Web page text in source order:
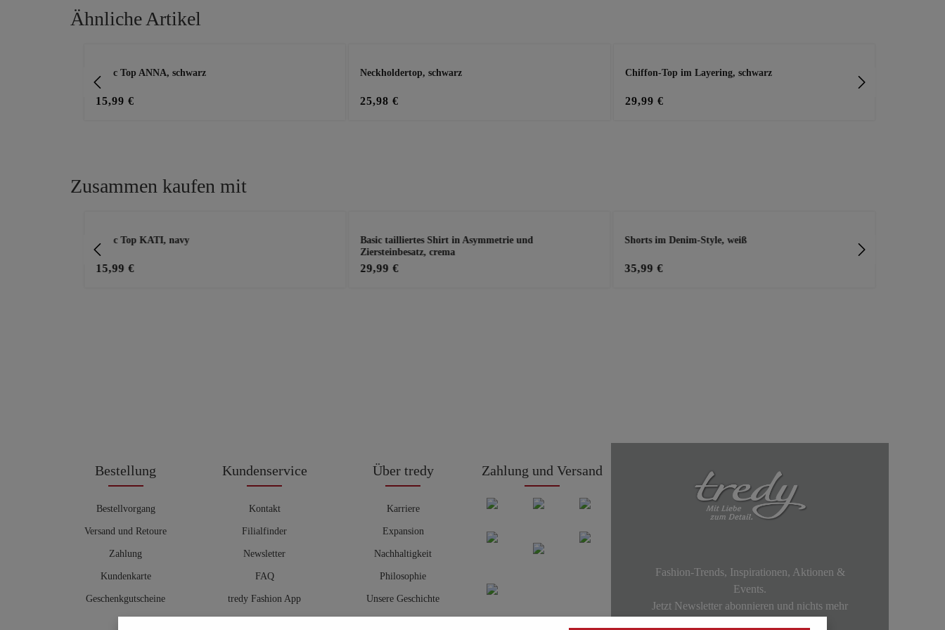
gelabelten Zukauf.
Ähnliche Artikel
Basic Top ANNA, schwarz
15,99 €
Neckholdertop, schwarz
25,98 €
Chiffon-Top im Layering, schwarz
29,99 €
Zusammen kaufen mit
Basic Top KATI, navy
15,99 €
Basic tailliertes Shirt in Asymmetrie und
Ziersteinbesatz, crema
29,99 €
Shorts im Denim-Style, weiß
35,99 €
Bestellung
Bestellvorgang
Versand und Retoure
Zahlung
Kundenkarte
Geschenkgutscheine
Kundenservice
Kontakt
Filialfinder
Newsletter
FAQ
tredy Fashion App
Über tredy
Karriere
Expansion
Nachhaltigkeit
Philosophie
Unsere Geschichte
Zahlung und Versand
Fashion-Trends, Inspirationen, Aktionen &
Events.
Jetzt Newsletter abonnieren und nichts mehr